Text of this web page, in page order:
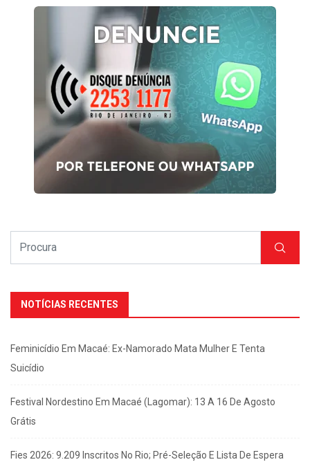
NOTÍCIAS RECENTES
Feminicídio Em Macaé: Ex-Namorado Mata Mulher E Tenta
Suicídio
Festival Nordestino Em Macaé (Lagomar): 13 A 16 De Agosto
Grátis
Fies 2026: 9.209 Inscritos No Rio; Pré-Seleção E Lista De Espera